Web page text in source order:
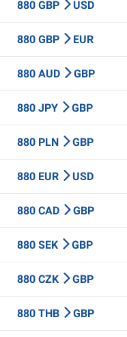
880 GBP USD
880 GBP EUR
880 AUD GBP
880 JPY GBP
880 PLN GBP
880 EUR USD
880 CAD GBP
880 SEK GBP
880 CZK GBP
880 THB GBP